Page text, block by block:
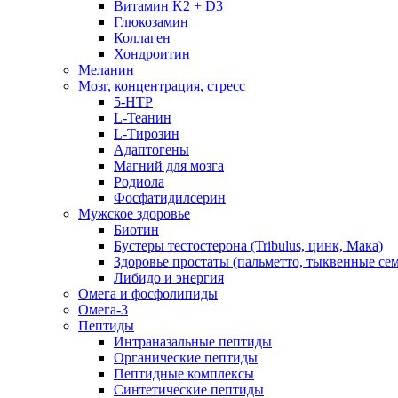
Витамин K2 + D3
Глюкозамин
Коллаген
Хондроитин
Меланин
Мозг, концентрация, стресс
5-HTP
L-Теанин
L-Тирозин
Адаптогены
Магний для мозга
Родиола
Фосфатидилсерин
Мужское здоровье
Биотин
Бустеры тестостерона (Tribulus, цинк, Мака)
Здоровье простаты (пальметто, тыквенные
Либидо и энергия
Омега и фосфолипиды
Омега-3
Пептиды
Интраназальные пептиды
Органические пептиды
Пептидные комплексы
Синтетические пептиды